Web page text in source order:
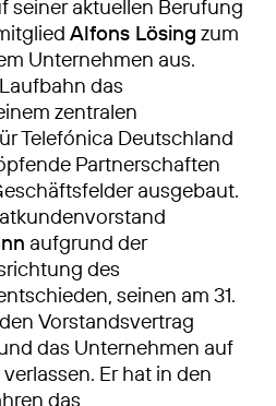
seiner aktuellen Berufung
Alfons Lösing zum
Unternehmen aus.
das
zentralen
Telefónica Deutschland
Partnerschaften
ausgebaut.
aufgrund der
des
seinen am 31.
Vorstandsvertrag
das Unternehmen auf
Er hat in den
das